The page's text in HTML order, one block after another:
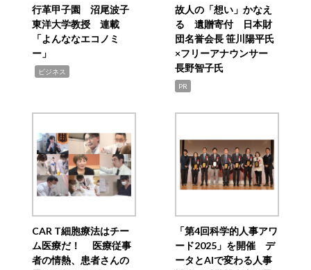
行革甲子園 沼尾波子
東洋大学教授 連載
「よんななエコノミ
ー」
ビジネス
故人の「想い」かなえ
る 遺贈寄付 日本財
団名誉会長 笹川陽平氏
×フリーアナウンサー
長野智子氏
PR
CAR T細胞療法はチー
ム医療だ！ 医療従事
者の情熱、患者さんの
「第4回科学的人事アワ
ード2025」を開催 デ
ータとAIで変わる人事